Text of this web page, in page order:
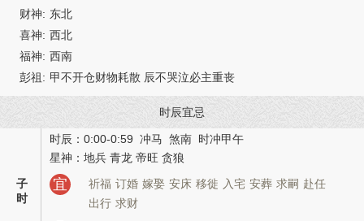
财神: 东北
喜神: 西北
福神: 西南
彭祖: 甲不开仓财物耗散 辰不哭泣必主重丧
时辰宜忌
子
时
时辰：0:00-0:59 冲马 煞南 时冲甲午
星神：地兵 青龙 帝旺 贪狼
宜 祈福 订婚 嫁娶 安床 移徙 入宅 安葬 求嗣 赴任
出行 求财